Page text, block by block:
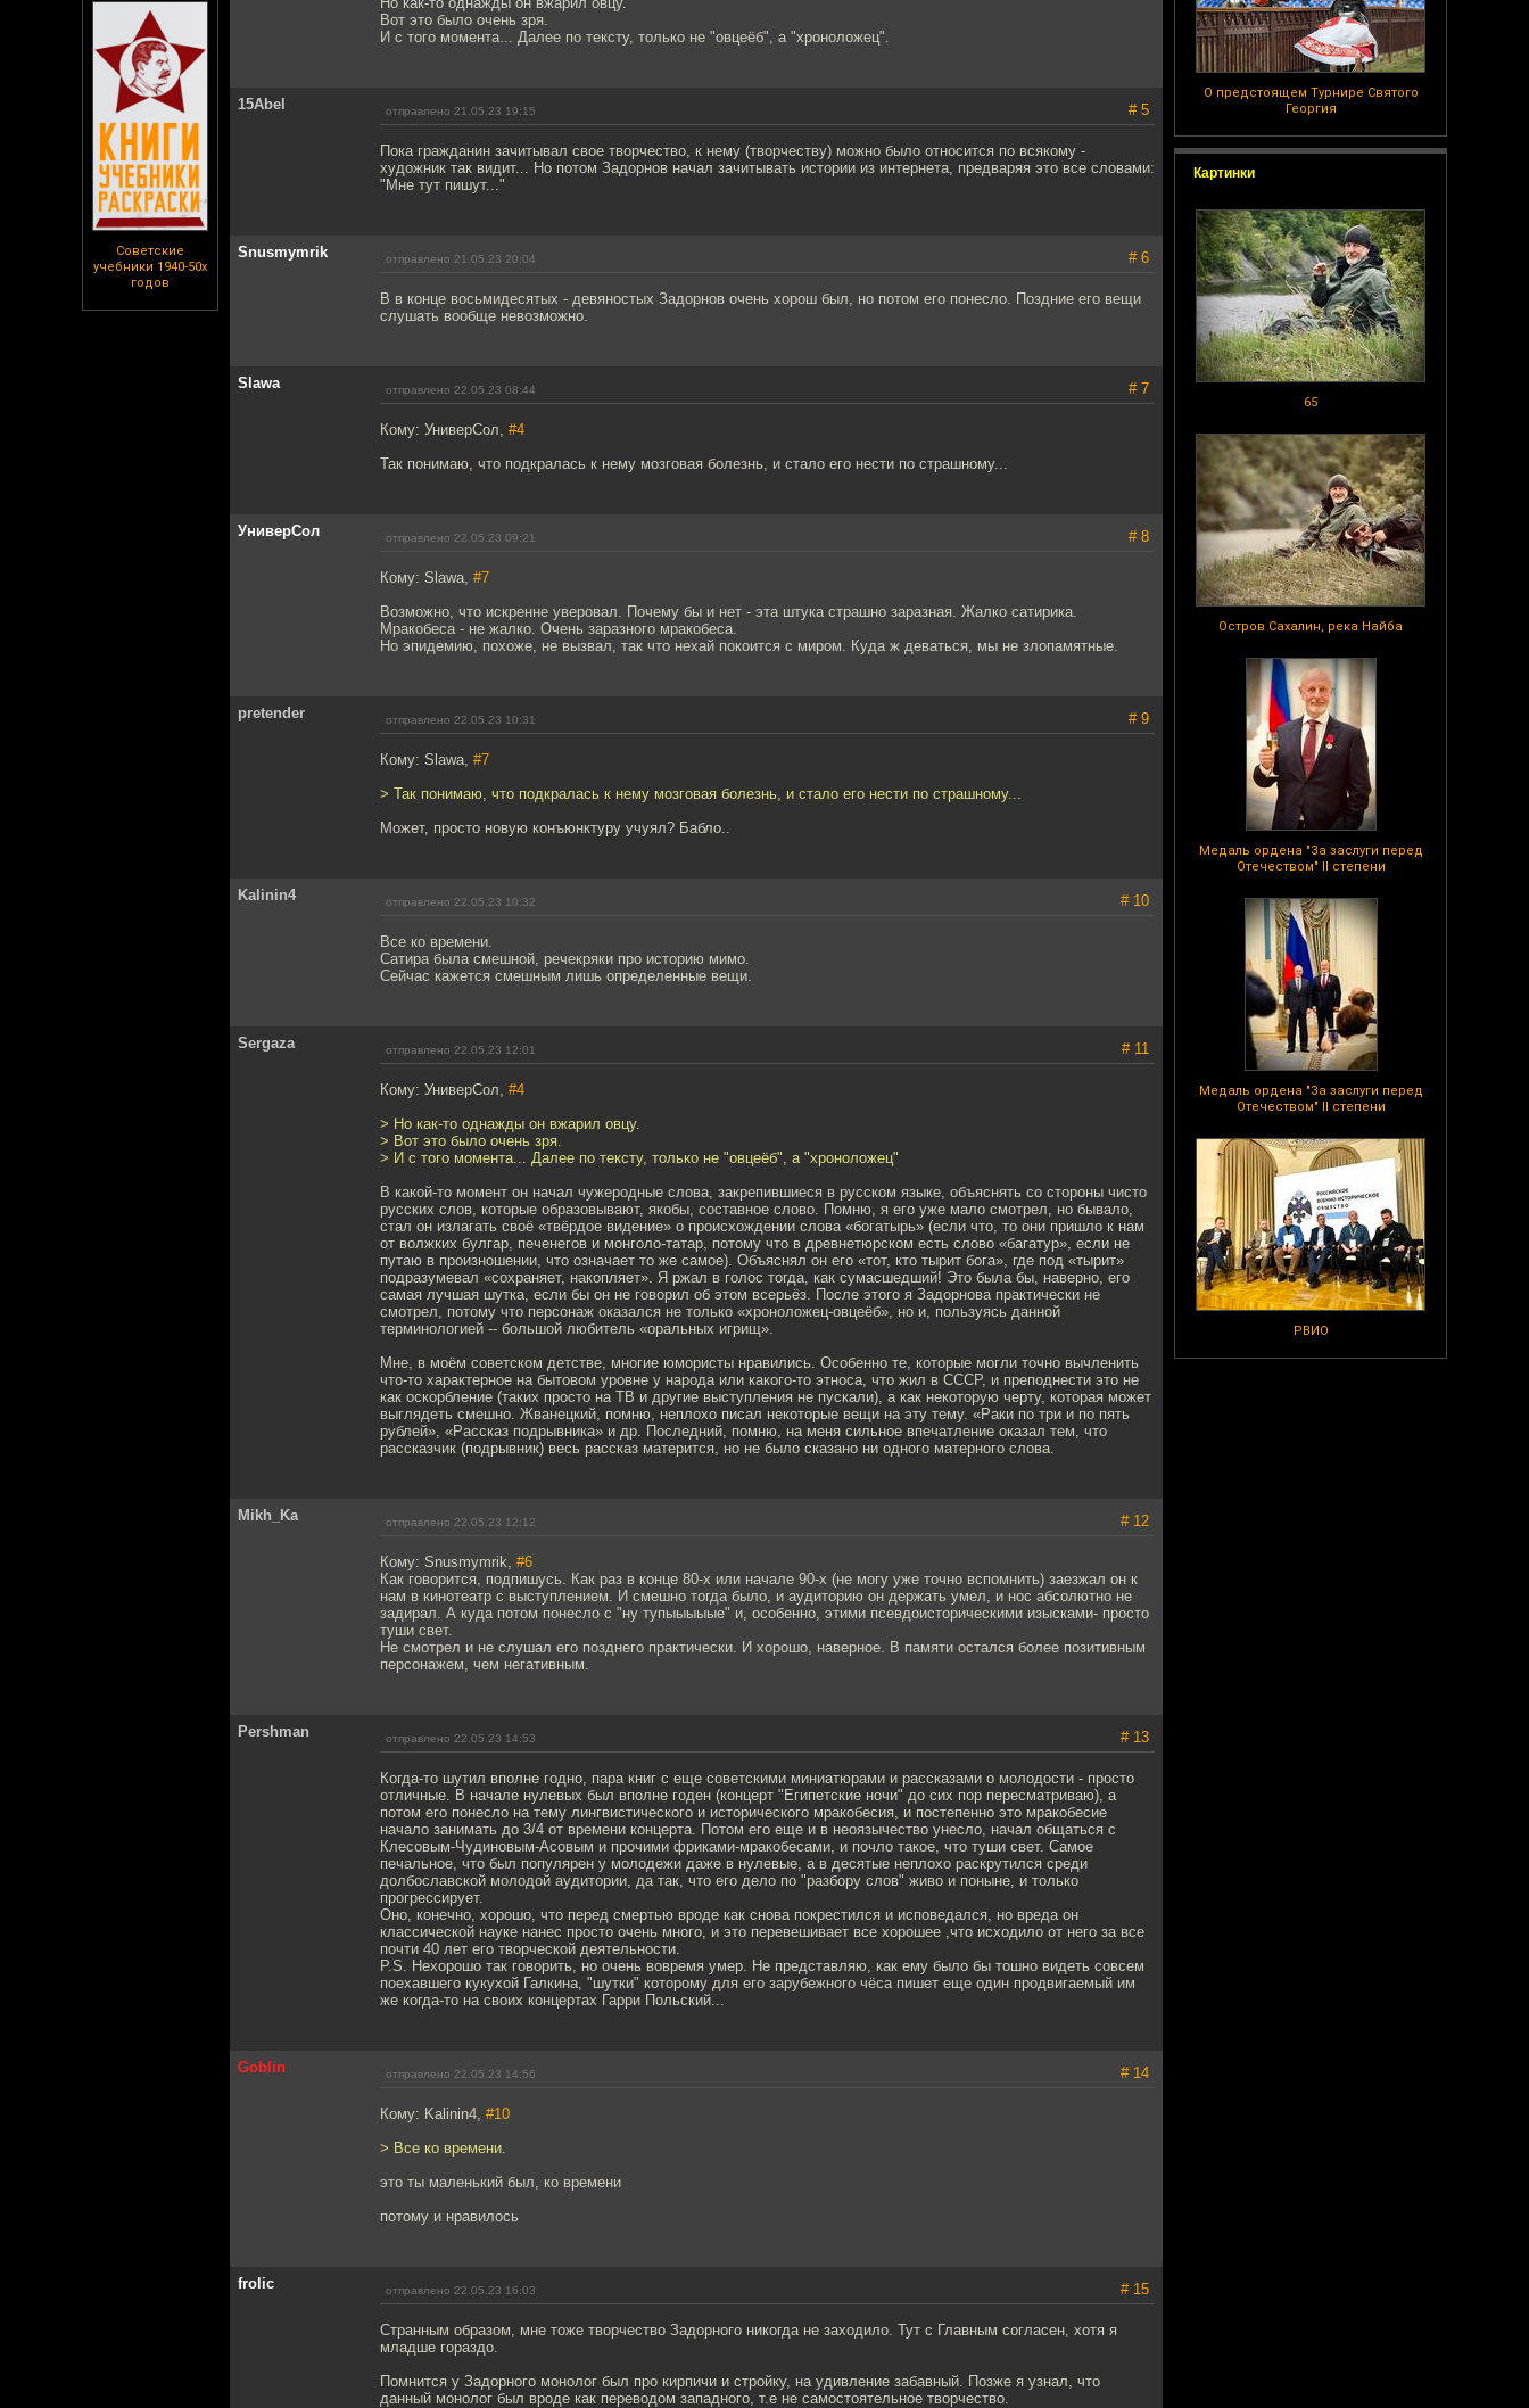
Советские
учебники 1940-50х
годов
О предстоящем Турнире Святого
Георгия
Картинки
65
Остров Сахалин, река Найба
Медаль ордена "За заслуги перед
Отечеством" II степени
Медаль ордена "За заслуги перед
Отечеством" II степени
РВИО
Вот это было очень зря.
И с того момента... Далее по тексту, только не "овцеёб", а "хроноложец".
15Abel отправлено 21.05.23 19:15 # 5
Пока гражданин зачитывал свое творчество, к нему (творчеству) можно было относится по всякому -
художник так видит... Но потом Задорнов начал зачитывать истории из интернета, предваряя это все словами:
"Мне тут пишут..."
Snusmymrik отправлено 21.05.23 20:04 # 6
В в конце восьмидесятых - девяностых Задорнов очень хорош был, но потом его понесло. Поздние его вещи
слушать вообще невозможно.
Slawa отправлено 22.05.23 08:44 # 7
Кому: УниверСол, #4
Так понимаю, что подкралась к нему мозговая болезнь, и стало его нести по страшному...
УниверСол отправлено 22.05.23 09:21 # 8
Кому: Slawa, #7
Возможно, что искренне уверовал. Почему бы и нет - эта штука страшно заразная. Жалко сатирика.
Мракобеса - не жалко. Очень заразного мракобеса.
Но эпидемию, похоже, не вызвал, так что нехай покоится с миром. Куда ж деваться, мы не злопамятные.
pretender отправлено 22.05.23 10:31 # 9
Кому: Slawa, #7
> Так понимаю, что подкралась к нему мозговая болезнь, и стало его нести по страшному...
Может, просто новую конъюнктуру учуял? Бабло..
Kalinin4 отправлено 22.05.23 10:32 # 10
Все ко времени.
Сатира была смешной, речекряки про историю мимо.
Сейчас кажется смешным лишь определенные вещи.
Sergaza отправлено 22.05.23 12:01 # 11
Кому: УниверСол, #4
> Но как-то однажды он вжарил овцу.
> Вот это было очень зря.
> И с того момента... Далее по тексту, только не "овцеёб", а "хроноложец"
В какой-то момент он начал чужеродные слова, закрепившиеся в русском языке, объяснять со стороны чисто
русских слов, которые образовывают, якобы, составное слово. Помню, я его уже мало смотрел, но бывало,
стал он излагать своё «твёрдое видение» о происхождении слова «богатырь» (если что, то они пришло к нам
от волжких булгар, печенегов и монголо-татар, потому что в древнетюрском есть слово «багатур», если не
путаю в произношении, что означает то же самое). Объяснял он его «тот, кто тырит бога», где под «тырит»
подразумевал «сохраняет, накопляет». Я ржал в голос тогда, как сумасшедший! Это была бы, наверно, его
самая лучшая шутка, если бы он не говорил об этом всерьёз. После этого я Задорнова практически не
смотрел, потому что персонаж оказался не только «хроноложец-овцеёб», но и, пользуясь данной
терминологией -- большой любитель «оральных игрищ».
Мне, в моём советском детстве, многие юмористы нравились. Особенно те, которые могли точно вычленить
что-то характерное на бытовом уровне у народа или какого-то этноса, что жил в СССР, и преподнести это не
как оскорбление (таких просто на ТВ и другие выступления не пускали), а как некоторую черту, которая может
выглядеть смешно. Жванецкий, помню, неплохо писал некоторые вещи на эту тему. «Раки по три и по пять
рублей», «Рассказ подрывника» и др. Последний, помню, на меня сильное впечатление оказал тем, что
рассказчик (подрывник) весь рассказ матерится, но не было сказано ни одного матерного слова.
Mikh_Ka отправлено 22.05.23 12:12 # 12
Кому: Snusmymrik, #6
Как говорится, подпишусь. Как раз в конце 80-х или начале 90-х (не могу уже точно вспомнить) заезжал он к
нам в кинотеатр с выступлением. И смешно тогда было, и аудиторию он держать умел, и нос абсолютно не
задирал. А куда потом понесло с "ну тупыыыыые" и, особенно, этими псевдоисторическими изысками- просто
туши свет.
Не смотрел и не слушал его позднего практически. И хорошо, наверное. В памяти остался более позитивным
персонажем, чем негативным.
Pershman отправлено 22.05.23 14:53 # 13
Когда-то шутил вполне годно, пара книг с еще советскими миниатюрами и рассказами о молодости - просто
отличные. В начале нулевых был вполне годен (концерт "Египетские ночи" до сих пор пересматриваю), а
потом его понесло на тему лингвистического и исторического мракобесия, и постепенно это мракобесие
начало занимать до 3/4 от времени концерта. Потом его еще и в неоязычество унесло, начал общаться с
Клесовым-Чудиновым-Асовым и прочими фриками-мракобесами, и почло такое, что туши свет. Самое
печальное, что был популярен у молодежи даже в нулевые, а в десятые неплохо раскрутился среди
долбославской молодой аудитории, да так, что его дело по "разбору слов" живо и поныне, и только
прогрессирует.
Оно, конечно, хорошо, что перед смертью вроде как снова покрестился и исповедался, но вреда он
классической науке нанес просто очень много, и это перевешивает все хорошее ,что исходило от него за все
почти 40 лет его творческой деятельности.
P.S. Нехорошо так говорить, но очень вовремя умер. Не представляю, как ему было бы тошно видеть совсем
поехавшего кукухой Галкина, "шутки" которому для его зарубежного чёса пишет еще один продвигаемый им
же когда-то на своих концертах Гарри Польский...
Goblin отправлено 22.05.23 14:56 # 14
Кому: Kalinin4, #10
> Все ко времени.
это ты маленький был, ко времени
потому и нравилось
frolic отправлено 22.05.23 16:03 # 15
Странным образом, мне тоже творчество Задорного никогда не заходило. Тут с Главным согласен, хотя я
младше гораздо.
Помнится у Задорного монолог был про кирпичи и стройку, на удивление забавный. Позже я узнал, что
данный монолог был вроде как переводом западного, т.е не самостоятельное творчество.